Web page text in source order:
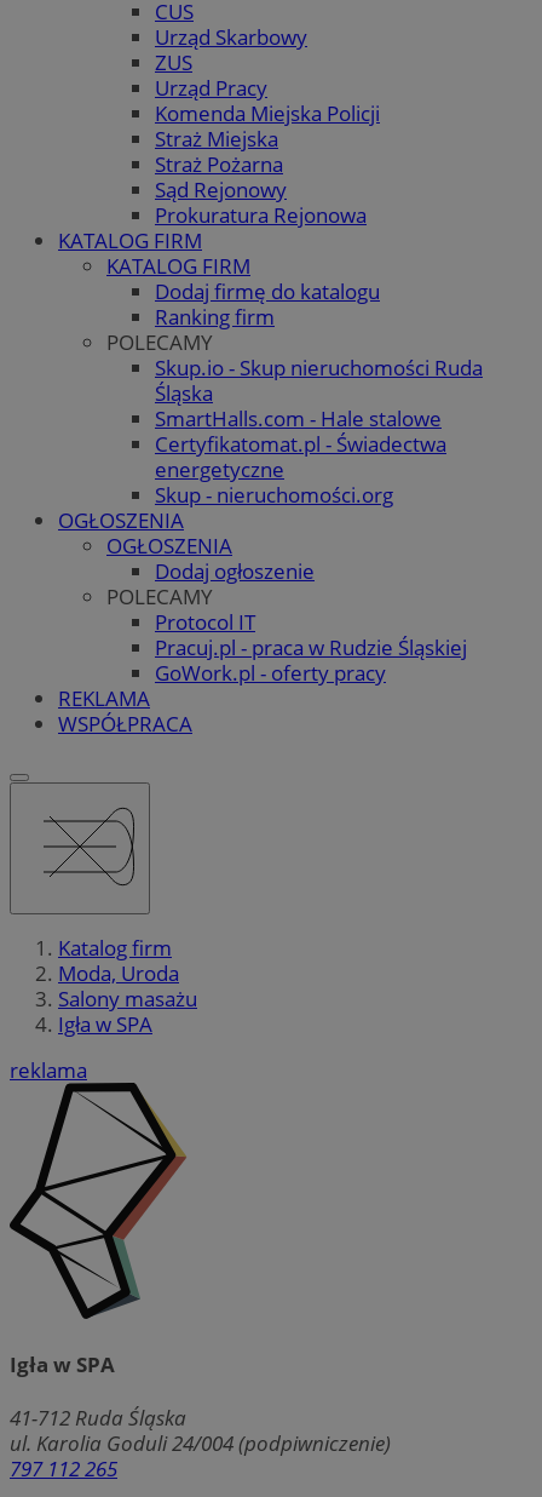
CUS
Urząd Skarbowy
ZUS
Urząd Pracy
Komenda Miejska Policji
Straż Miejska
Straż Pożarna
Sąd Rejonowy
Prokuratura Rejonowa
KATALOG FIRM
KATALOG FIRM
Dodaj firmę do katalogu
Ranking firm
POLECAMY
Skup.io - Skup nieruchomości Ruda
Śląska
SmartHalls.com - Hale stalowe
Certyfikatomat.pl - Świadectwa
energetyczne
Skup - nieruchomości.org
OGŁOSZENIA
OGŁOSZENIA
Dodaj ogłoszenie
POLECAMY
Protocol IT
Pracuj.pl - praca w Rudzie Śląskiej
GoWork.pl - oferty pracy
REKLAMA
WSPÓŁPRACA
Katalog firm
Moda, Uroda
Salony masażu
Igła w SPA
reklama
Igła w SPA
41-712 Ruda Śląska
ul. Karolia Goduli 24/004 (podpiwniczenie)
797 112 265